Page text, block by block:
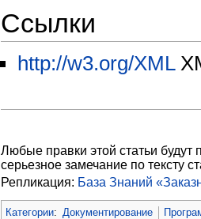
Ссылки
http://w3.org/XML
Любые правки этой статьи
серьезное замечание по тексту
Репликация: База Знаний
Категории: Документирование